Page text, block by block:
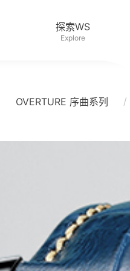
探索WS
Explore
OVERTURE 序曲系列 /